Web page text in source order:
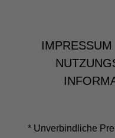
IMPRESSUM
* Unverbindliche